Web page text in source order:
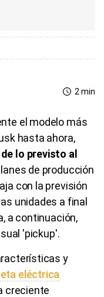
2 min
el modelo más
hasta ahora,
lo previsto al
de producción
con la previsión
unidades a final
a continuación,
'pickup'.
y
eléctrica
creciente